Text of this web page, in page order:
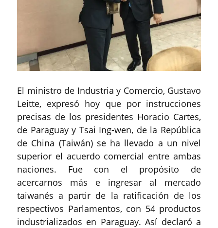
El ministro de Industria y Comercio, Gustavo
Leitte, expresó hoy que por instrucciones
precisas de los presidentes Horacio Cartes,
de Paraguay y Tsai Ing-wen, de la República
de China (Taiwán) se ha llevado a un nivel
superior el acuerdo comercial entre ambas
naciones. Fue con el propósito de
acercarnos más e ingresar al mercado
taiwanés a partir de la ratificación de los
respectivos Parlamentos, con 54 productos
industrializados en Paraguay. Así declaró a